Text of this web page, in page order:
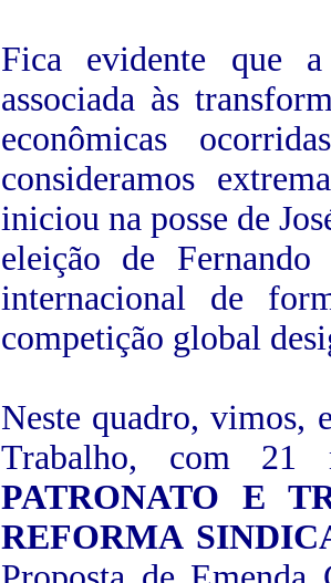
Fica evidente que
associada às
econômicas
consideramos
iniciou na posse de
eleição de
internacional de
competição global
Neste quadro, vimos,
Trabalho, com 21
PATRONATO E
REFORMA